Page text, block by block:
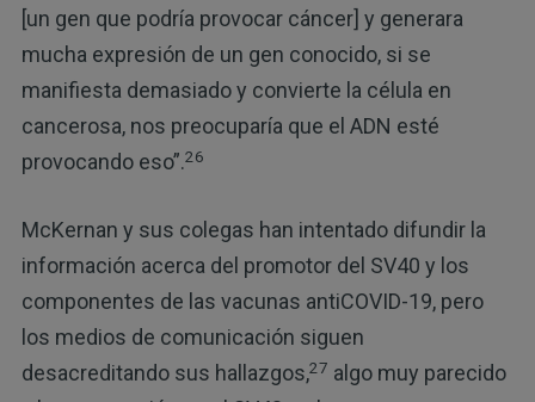
[un gen que podría provocar cáncer] y generara
mucha expresión de un gen conocido, si se
manifiesta demasiado y convierte la célula en
cancerosa, nos preocuparía que el ADN esté
provocando eso”.26
McKernan y sus colegas han intentado difundir la
información acerca del promotor del SV40 y los
componentes de las vacunas antiCOVID-19, pero
los medios de comunicación siguen
desacreditando sus hallazgos,27 algo muy parecido